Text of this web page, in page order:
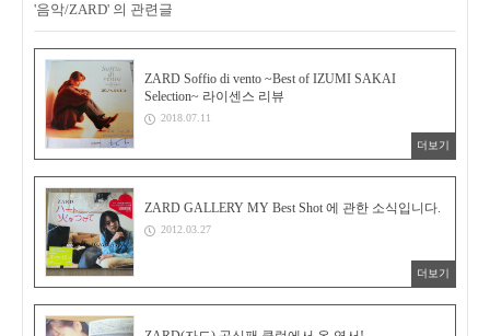
'음악/ZARD' 의 관련글
ZARD Soffio di vento ~Best of IZUMI SAKAI
Selection~ 라이센스 리뷰
2018.07.11
더보기
ZARD GALLERY MY Best Shot 에 관한 소식입니다.
2012.03.27
더보기